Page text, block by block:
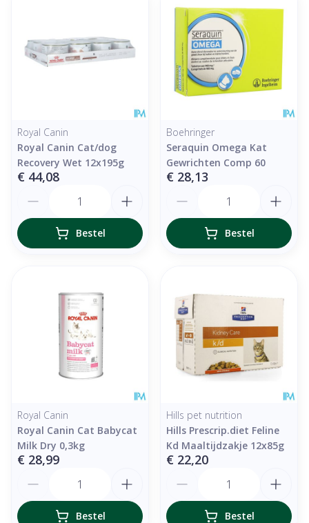
Royal Canin
Royal Canin Cat/dog
Recovery Wet 12x195g
€ 44,08
Bestel
Boehringer
Seraquin Omega Kat
Gewrichten Comp 60
€ 28,13
Bestel
Royal Canin
Royal Canin Cat Babycat
Milk Dry 0,3kg
€ 28,99
Bestel
Hills pet nutrition
Hills Prescrip.diet Feline
Kd Maaltijdzakje 12x85g
€ 22,20
Bestel